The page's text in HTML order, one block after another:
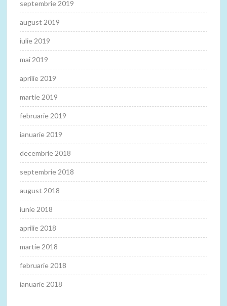
septembrie 2019
august 2019
iulie 2019
mai 2019
aprilie 2019
martie 2019
februarie 2019
ianuarie 2019
decembrie 2018
septembrie 2018
august 2018
iunie 2018
aprilie 2018
martie 2018
februarie 2018
ianuarie 2018